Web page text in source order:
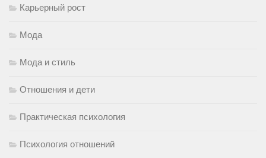
Карьерный рост
Мода
Мода и стиль
Отношения и дети
Практическая психология
Психология отношений